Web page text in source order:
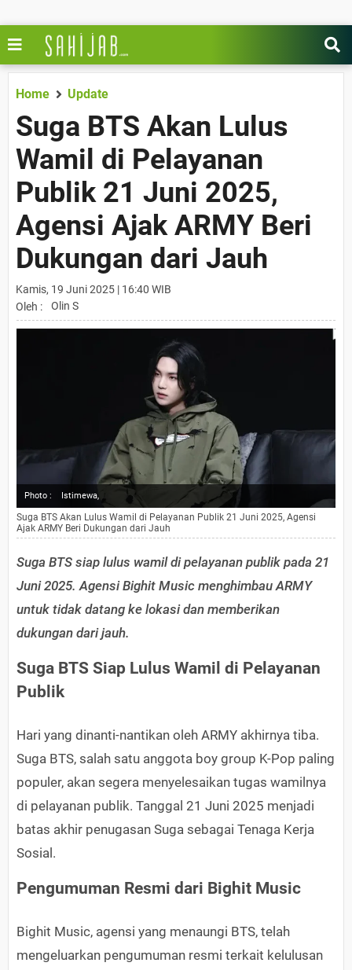
Home Update
Suga BTS Akan Lulus
Wamil di Pelayanan
Publik 21 Juni 2025,
Agensi Ajak ARMY Beri
Dukungan dari Jauh
Kamis, 19 Juni 2025 | 16:40 WIB
Oleh :
Olin S
Photo : Istimewa,
Suga BTS Akan Lulus Wamil di Pelayanan Publik 21 Juni 2025, Agensi
Ajak ARMY Beri Dukungan dari Jauh
Suga BTS siap lulus wamil di pelayanan publik pada 21
Juni 2025. Agensi Bighit Music menghimbau ARMY
untuk tidak datang ke lokasi dan memberikan
dukungan dari jauh.
Suga BTS Siap Lulus Wamil di Pelayanan
Publik
Hari yang dinanti-nantikan oleh ARMY akhirnya tiba.
Suga BTS, salah satu anggota boy group K-Pop paling
populer, akan segera menyelesaikan tugas wamilnya
di pelayanan publik. Tanggal 21 Juni 2025 menjadi
batas akhir penugasan Suga sebagai Tenaga Kerja
Sosial.
Pengumuman Resmi dari Bighit Music
Bighit Music, agensi yang menaungi BTS, telah
mengeluarkan pengumuman resmi terkait kelulusan